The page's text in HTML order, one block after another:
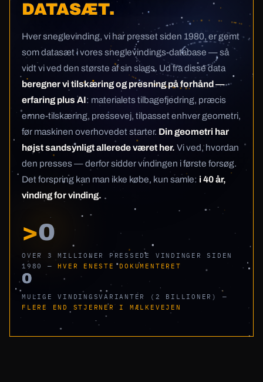
DATASÆT.
Hver sneglevinding, vi har presset siden 1980, er gemt
som datasæt i vores sneglevindings-database — så
vidt vi ved den største af sin slags. Ud fra disse data
beregner vi tilskæring og presning på forhånd —
erfaring plus AI: materialets tilbagefjedring, præcis
emne-tilskæring, pressevej, tilpasset enhver geometri,
før maskinen overhovedet starter. Din geometri har
højst sandsynligt allerede været her. Vi ved, hvordan
den presses — derfor sidder vindingen i første forsøg.
Det forspring kan man ikke købe, kun samle: i 40 år,
vinding for vinding.
>0
OVER 3 MILLIONER PRESSEDE VINDINGER SIDEN
1980 —HVER ENESTE DOKUMENTERET
0
MULIGE VINDINGSVARIANTER (2 BILLIONER) —
FLERE END STJERNER I MÆLKEVEJEN